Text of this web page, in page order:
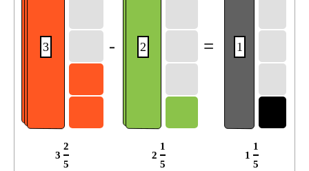
3
3
2
5
- 2
2
1
5
= 1
1
1
5